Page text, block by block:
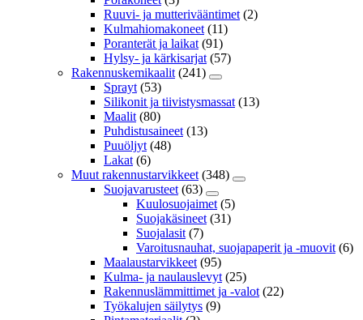
Ruuvi- ja mutterivääntimet (2)
Kulmahiomakoneet (11)
Poranterät ja laikat (91)
Hylsy- ja kärkisarjat (57)
Rakennuskemikaalit (241)
Sprayt (53)
Silikonit ja tiivistysmassat (13)
Maalit (80)
Puhdistusaineet (13)
Puuöljyt (48)
Lakat (6)
Muut rakennustarvikkeet (348)
Suojavarusteet (63)
Kuulosuojaimet (5)
Suojakäsineet (31)
Suojalasit (7)
Varoitusnauhat, suojapaperit ja -muovit (6)
Maalaustarvikkeet (95)
Kulma- ja naulauslevyt (25)
Rakennuslämmittimet ja -valot (22)
Työkalujen säilytys (9)